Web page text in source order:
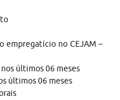
empregatício no CEJAM –
últimos 06 meses
últimos 06 meses